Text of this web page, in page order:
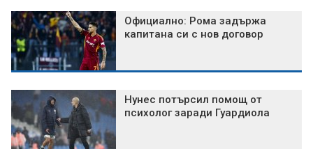
Официално: Рома задържа
капитана си с нов договор
Нунес потърсил помощ от
психолог заради Гуардиола